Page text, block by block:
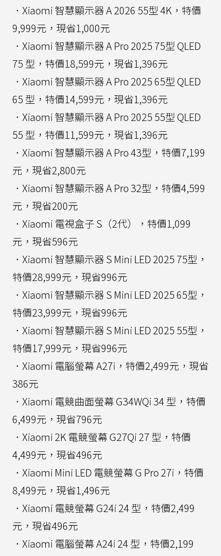
．Xiaomi 智慧顯示器 A 2026 55型 4K，特價
9,999元，現省1,000元
．Xiaomi 智慧顯示器 A Pro 2025 75型 QLED
75 型，特價18,599元，現省1,396元
．Xiaomi 智慧顯示器 A Pro 2025 65型 QLED
65 型，特價14,599元，現省1,396元
．Xiaomi 智慧顯示器 A Pro 2025 55型 QLED
55 型，特價11,599元，現省1,396元
．Xiaomi 智慧顯示器 A Pro 43型，特價7,199
元，現省2,800元
．Xiaomi 智慧顯示器 A Pro 32型，特價4,599
元，現省200元
．Xiaomi 電視盒子 S（2代），特價1,099
元，現省596元
．Xiaomi 智慧顯示器 S Mini LED 2025 75型，
特價28,999元，現省996元
．Xiaomi 智慧顯示器 S Mini LED 2025 65型，
特價23,999元，現省996元
．Xiaomi 智慧顯示器 S Mini LED 2025 55型，
特價17,999元，現省996元
．Xiaomi 電腦螢幕 A27i，特價2,499元，現省
386元
．Xiaomi 電競曲面螢幕 G34WQi 34 型，特價
6,499元，現省796元
．Xiaomi 2K 電競螢幕 G27Qi 27 型，特價
4,499元，現省496元
．Xiaomi Mini LED 電競螢幕 G Pro 27i，特價
8,499元，現省1,496元
．Xiaomi 電競螢幕 G24i 24 型，特價2,499
元，現省496元
．Xiaomi 電腦螢幕 A24i 24 型，特價2,199